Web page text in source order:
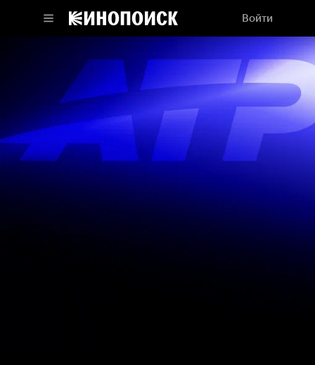
Войти